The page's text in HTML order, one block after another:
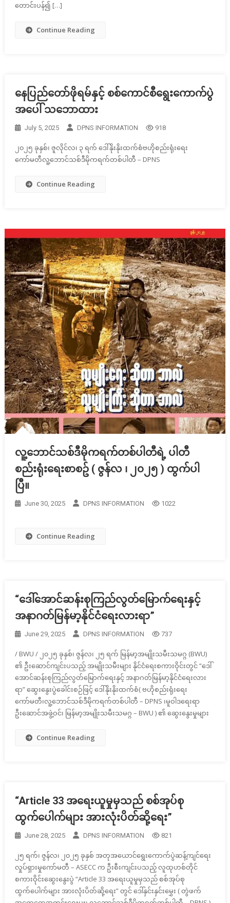
တောင်းပန်၍ […]
Continue Reading
နေပြည်တော်ဖိုရမ်နှင့် စစ်ကောင်စီရွေးကောက်ပွဲ
အပေါ် သဘောထား
July 5, 2025 DPNS INFORMATION 918
၂၀၂၅ ခုနှစ်၊ ဇူလိုင်လ၊ ၃ ရက် ဒေါ်နိုးနိုးထက်စံဗဟိုစည်းရုံးရေး
ကော်မတီလူ့ဘောင်သစ်ဒီမိုကရက်တစ်ပါတီ – DPNS
Continue Reading
လူ့ဘောင်သစ်ဒီမိုကရက်တစ်ပါတီရဲ့ ပါတီ
စည်းရုံးရေးစာစဥ် ( ဇွန်လ ၊ ၂၀၂၅ ) ထွက်ပါ
ပြီ။
June 30, 2025 DPNS INFORMATION 1022
Continue Reading
“ဒေါ်အောင်ဆန်းစုကြည်လွတ်မြောက်ရေးနှင့်
အနာဂတ်မြန်မာ့နိုင်ငံရေးလားရာ”
June 29, 2025 DPNS INFORMATION 737
/ BWU / ၂၀၂၅ ခုနှစ်၊ ဇွန်လ၊ ၂၅ ရက် မြန်မာ့အမျိုးသမီးသမဂ္ဂ (BWU)
၏ ဦးဆောင်ကျင်းပသည့် အမျိုးသမီးများ နိုင်ငံရေးစကားဝိုင်းတွင် “ဒေါ်
အောင်ဆန်းစုကြည်လွတ်မြောက်ရေးနှင့် အနာဂတ်မြန်မာ့နိုင်ငံရေးလား
ရာ” ဆွေးနွေးပွဲခေါင်းစဉ်ဖြင့် ဒေါ်နိုးနိုးထက်စံ( ဗဟိုစည်းရုံးရေး
ကော်မတီ၊လူ့ဘောင်သစ်ဒီမိုကရက်တစ်ပါတီ – DPNS ၊မူဝါဒရေးရာ
ဦးဆောင်အဖွဲ့ဝင်၊ မြန်မာ့အမျိုးသမီးသမဂ္ဂ – BWU ) ၏ ဆွေးနွေးမှုများ
Continue Reading
“Article 33 အရေးယူမှုမှသည် စစ်အုပ်စု
ထွက်ပေါက်များ အားလုံးပိတ်ဆို့ရေး”
June 28, 2025 DPNS INFORMATION 821
၂၅ ရက်၊ ဇွန်လ၊ ၂၀၂၅ ခုနှစ် အတုအယောင်ရွေးကောက်ပွဲဆန့်ကျင်ရေး
လှုပ်ရှားမှုကော်မတီ – ASECC က ဦးစီးကျင်းပသည့် လူထုဟစ်တိုင်
စကားဝိုင်းဆွေးနွေးပွဲ “Article 33 အရေးယူမှုမှသည် စစ်အုပ်စု
ထွက်ပေါက်များ အားလုံးပိတ်ဆို့ရေး” တွင် ဒေါ်နှင်းနှင်းမွှေး ( တွဲဖက်